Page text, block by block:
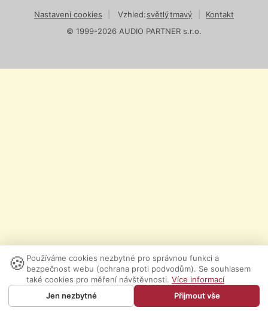
Nastavení cookies Vzhled:světlýtmavý
Kontakt
© 1999-2026 AUDIO PARTNER s.r.o.
🍪 Používáme cookies nezbytné pro správnou funkci a
bezpečnost webu (ochrana proti podvodům). Se souhlasem
také cookies pro měření návštěvnosti. Více informací
Jen nezbytné
Přijmout vše